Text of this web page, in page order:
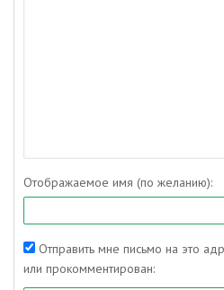
Отображаемое имя (по желанию):
Отправить мне письмо на это
или прокомментирован: